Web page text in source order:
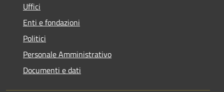
Uffici
Enti e fondazioni
Politici
Personale Amministrativo
Documenti e dati